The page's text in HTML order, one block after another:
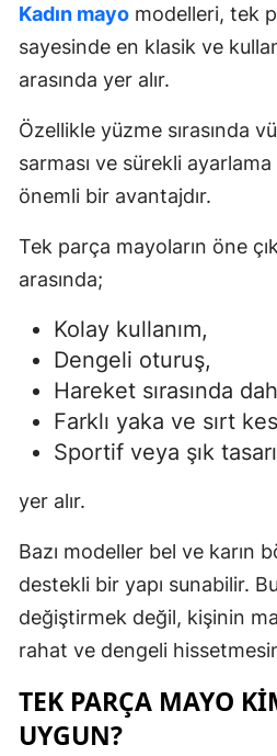
Kadın mayo modelleri, tek
sayesinde en klasik ve
arasında yer alır.
Özellikle yüzme sırasında
sarması ve sürekli
önemli bir avantajdır.
Tek parça mayoların öne
arasında;
Kolay kullanım,
Dengeli oturuş,
Hareket sırasında
Farklı yaka ve sırt
Sportif veya şık
yer alır.
Bazı modeller bel ve karın
destekli bir yapı sunabilir.
değiştirmek değil, kişinin
rahat ve dengeli
TEK PARÇA MAYO
UYGUN?